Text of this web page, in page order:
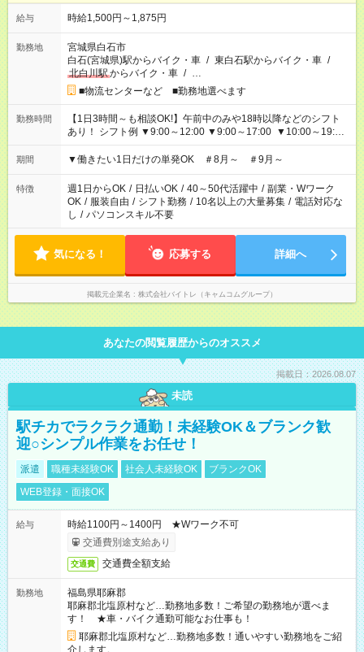
給与 時給1,500円～1,875円
勤務地
宮城県白石市
白石(宮城県)駅からバイク・車 / 東白石駅からバイク・車 /
北白川駅からバイク・車 / …
■物流センターなど ■勤務地選べます
勤務時間
【1日3時間～も相談OK!】午前中のみや18時以降などのシフト
あり！ シフト例 ▼9:00～12:00 ▼9:00～17:00 ▼10:00～19:00
▼18:00～21:00
期間 ▼働きたい1日だけの単発OK ＃8月～ ＃9月～
特徴 週1日からOK / 日払いOK / 40～50代活躍中 / 副業・Wワーク
OK / 服装自由 / シフト勤務 / 10名以上の大量募集 / 電話対応な
し / パソコンスキル不要
気になる！ 応募する 詳細へ
掲載元企業名 株式会社バイトレ（キャムコムグループ）
あなたの閲覧履歴からのオススメ
掲載日：2026.08.07
未読
駅チカでラクラク通勤！未経験OK＆ブランク歓
迎○シンプル作業をお任せ！
派遣 職種未経験OK 社会人未経験OK
ブランクOK
WEB登録・面接OK
給与
時給1100円～1400円 ★Wワーク不可
交通費別途支給あり
交通費 交通費全額支給
勤務地
福島県耶麻郡
耶麻郡北塩原村など…勤務地多数！ご希望の勤務地が選べま
す！ ★車・バイク通勤可能なお仕事も！
耶麻郡北塩原村など…勤務地多数！通いやすい勤務地をご紹
介します。